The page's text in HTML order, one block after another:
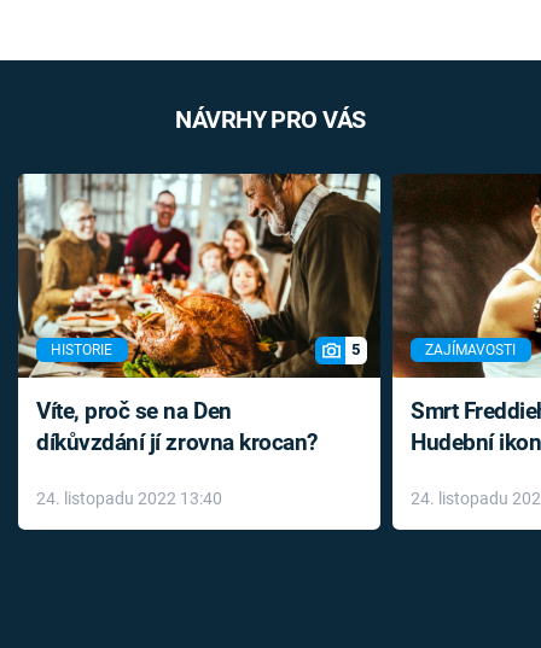
NÁVRHY PRO VÁS
HISTORIE 5
Víte, proč se na Den
díkůvzdání jí zrovna krocan?
24. listopadu 2022 13:40
ZAJÍMAVOSTI
Smrt
Hudební
léky
24. listopadu